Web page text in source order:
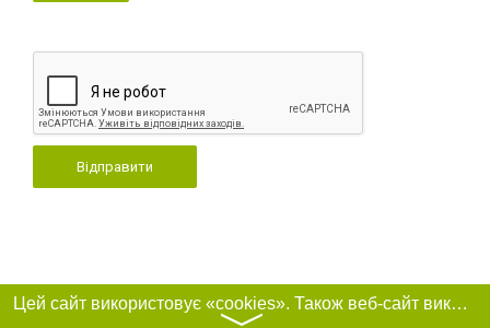
Відправити
Цей сайт використовує «cookies». Також веб-сайт використовує інтернет-сервіс для збору технічних даних стосовно відвідувачів з метою отримання маркетингової та статистичної інформації. Умови обробки даних відвідувачів сайту див.
〉